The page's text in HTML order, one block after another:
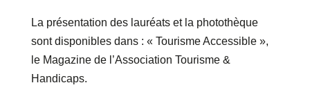
La présentation des lauréats et la photothèque
sont disponibles dans : « Tourisme Accessible »,
le Magazine de l’Association Tourisme &
Handicaps.